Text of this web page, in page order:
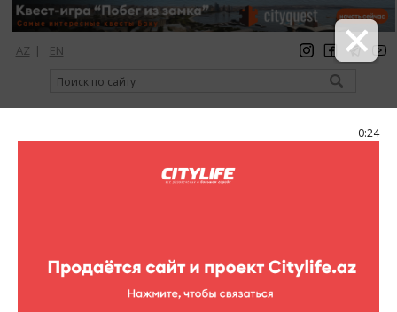
0:24
AZ | EN
регистрация вход Citylife Magazine
Выставка «Моё сердце – Молдова»